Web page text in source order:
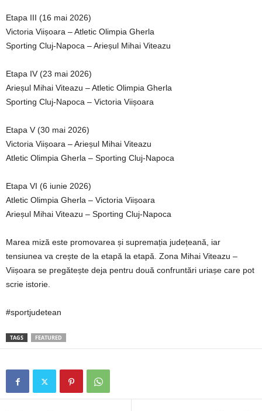
Etapa III (16 mai 2026)
Victoria Viișoara – Atletic Olimpia Gherla
Sporting Cluj-Napoca – Arieșul Mihai Viteazu
Etapa IV (23 mai 2026)
Arieșul Mihai Viteazu – Atletic Olimpia Gherla
Sporting Cluj-Napoca – Victoria Viișoara
Etapa V (30 mai 2026)
Victoria Viișoara – Arieșul Mihai Viteazu
Atletic Olimpia Gherla – Sporting Cluj-Napoca
Etapa VI (6 iunie 2026)
Atletic Olimpia Gherla – Victoria Viișoara
Arieșul Mihai Viteazu – Sporting Cluj-Napoca
Marea miză este promovarea și supremația județeană, iar
tensiunea va crește de la etapă la etapă. Zona Mihai Viteazu –
Viișoara se pregătește deja pentru două confruntări uriașe care pot
scrie istorie.
#sportjudetean
TAGS FEATURED